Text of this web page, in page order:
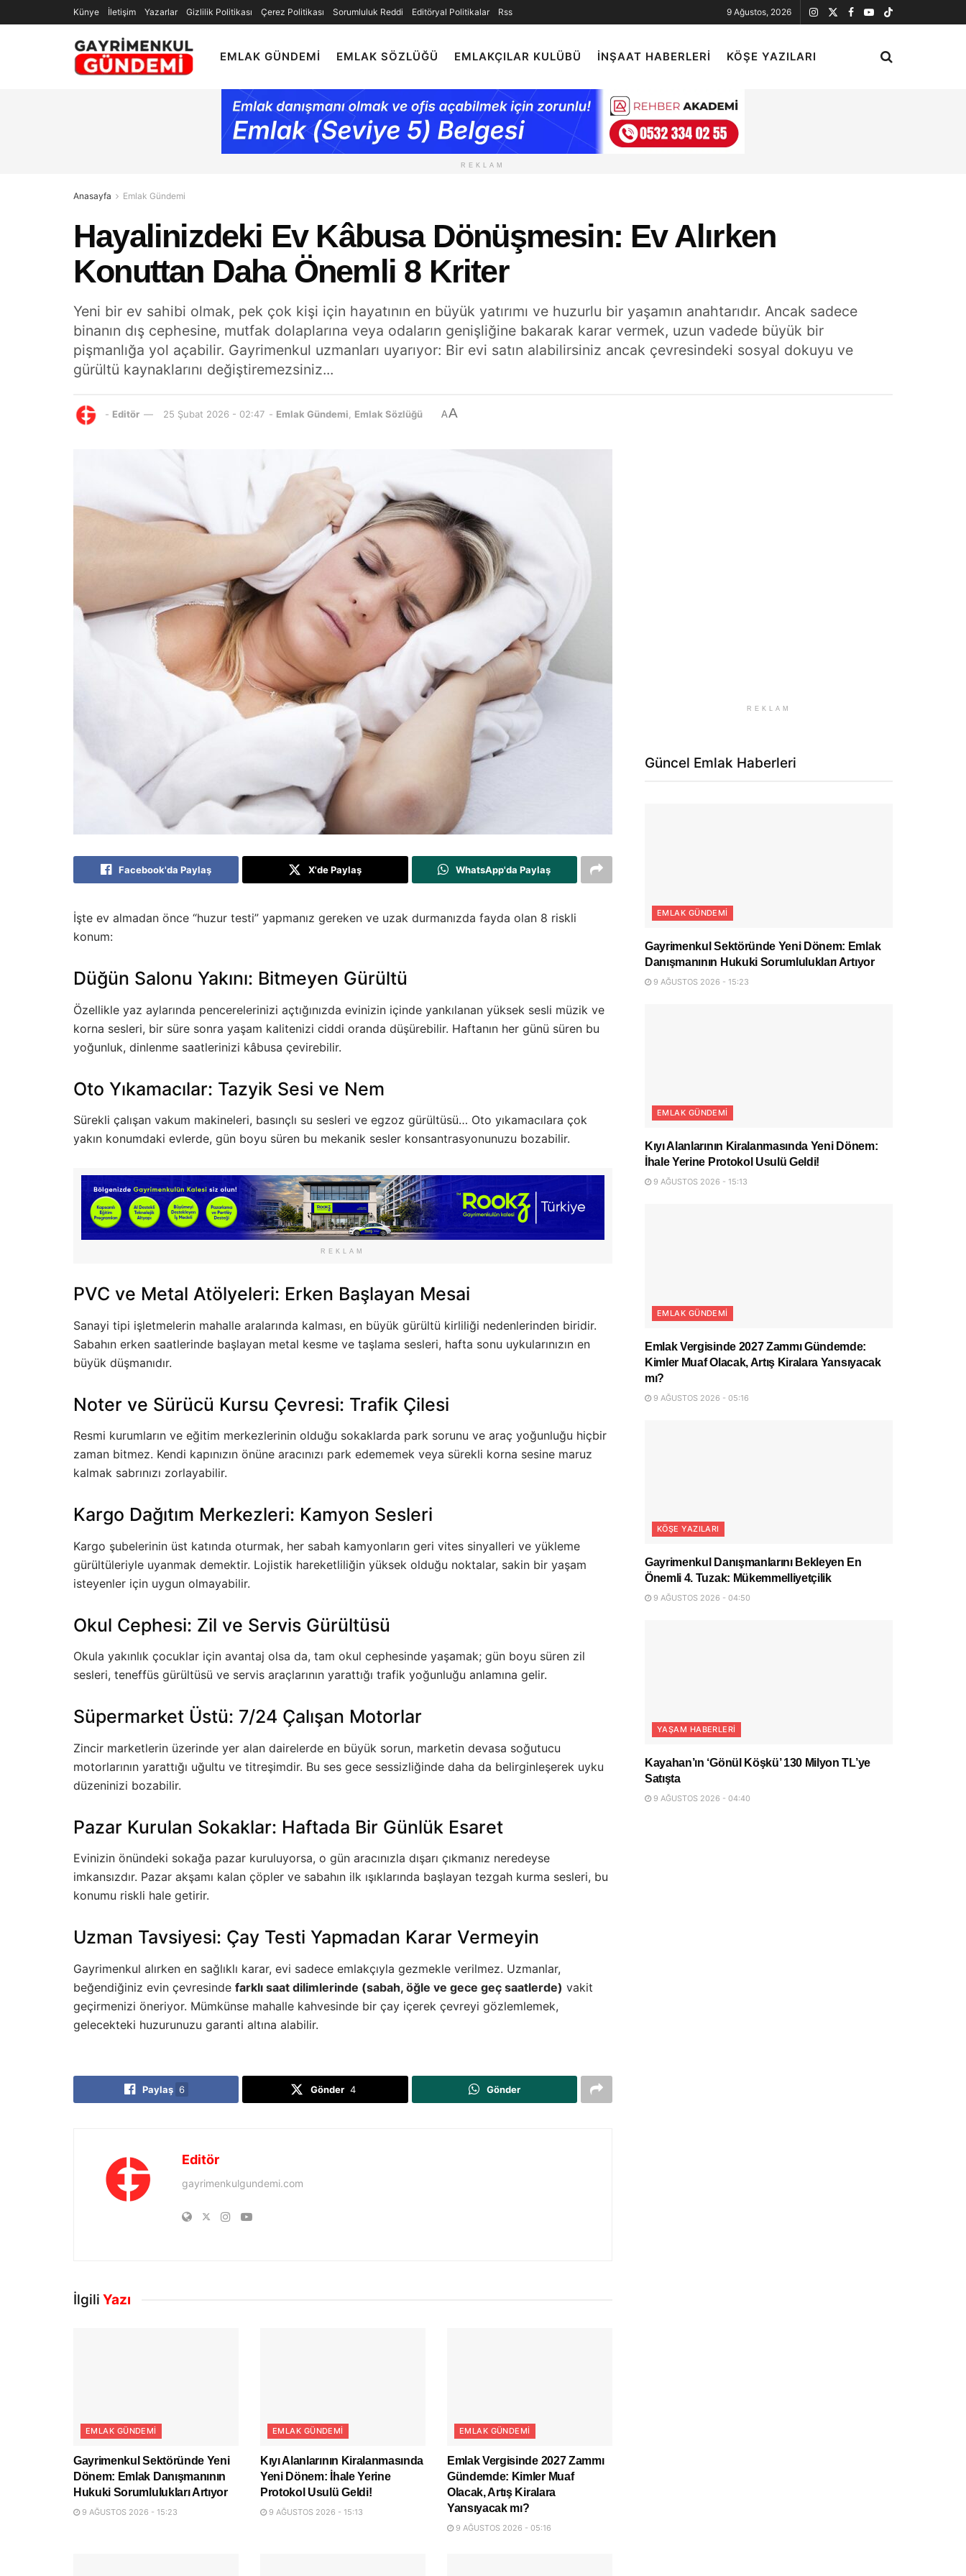
Künye İletişim Yazarlar Gizlilik Politikası Çerez Politikası Sorumluluk Reddi Editöryal Politikalar Rss 9 Ağustos, 2026
EMLAK GÜNDEMI EMLAK SÖZLÜĞÜ EMLAKÇILAR KULÜBÜ İNŞAAT HABERLERI KÖŞE YAZILARI
REKLAM
Anasayfa Emlak Gündemi
Hayalinizdeki Ev Kâbusa Dönüşmesin: Ev Alırken
Konuttan Daha Önemli 8 Kriter
Yeni bir ev sahibi olmak, pek çok kişi için hayatının en büyük yatırımı ve huzurlu bir yaşamın anahtarıdır. Ancak sadece
binanın dış cephesine, mutfak dolaplarına veya odaların genişliğine bakarak karar vermek, uzun vadede büyük bir
pişmanlığa yol açabilir. Gayrimenkul uzmanları uyarıyor: Bir evi satın alabilirsiniz ancak çevresindeki sosyal dokuyu ve
gürültü kaynaklarını değiştiremezsiniz...
- Editör 25 Şubat 2026 - 02:47 - Emlak Gündemi Emlak Sözlüğü AA
Facebook'da Paylaş X'de Paylaş WhatsApp'da Paylaş
İşte ev almadan önce “huzur testi” yapmanız gereken ve uzak durmanızda fayda olan 8 riskli
konum:
Düğün Salonu Yakını: Bitmeyen Gürültü
Özellikle yaz aylarında pencerelerinizi açtığınızda evinizin içinde yankılanan yüksek sesli müzik ve
korna sesleri, bir süre sonra yaşam kalitenizi ciddi oranda düşürebilir. Haftanın her günü süren bu
yoğunluk, dinlenme saatlerinizi kâbusa çevirebilir.
Oto Yıkamacılar: Tazyik Sesi ve Nem
Sürekli çalışan vakum makineleri, basınçlı su sesleri ve egzoz gürültüsü… Oto yıkamacılara çok
yakın konumdaki evlerde, gün boyu süren bu mekanik sesler konsantrasyonunuzu bozabilir.
REKLAM
PVC ve Metal Atölyeleri: Erken Başlayan Mesai
Sanayi tipi işletmelerin mahalle aralarında kalması, en büyük gürültü kirliliği nedenlerinden biridir.
Sabahın erken saatlerinde başlayan metal kesme ve taşlama sesleri, hafta sonu uykularınızın en
büyük düşmanıdır.
Noter ve Sürücü Kursu Çevresi: Trafik Çilesi
Resmi kurumların ve eğitim merkezlerinin olduğu sokaklarda park sorunu ve araç yoğunluğu hiçbir
zaman bitmez. Kendi kapınızın önüne aracınızı park edememek veya sürekli korna sesine maruz
kalmak sabrınızı zorlayabilir.
Kargo Dağıtım Merkezleri: Kamyon Sesleri
Kargo şubelerinin üst katında oturmak, her sabah kamyonların geri vites sinyalleri ve yükleme
gürültüleriyle uyanmak demektir. Lojistik hareketliliğin yüksek olduğu noktalar, sakin bir yaşam
isteyenler için uygun olmayabilir.
Okul Cephesi: Zil ve Servis Gürültüsü
Okula yakınlık çocuklar için avantaj olsa da, tam okul cephesinde yaşamak; gün boyu süren zil
sesleri, teneffüs gürültüsü ve servis araçlarının yarattığı trafik yoğunluğu anlamına gelir.
Süpermarket Üstü: 7/24 Çalışan Motorlar
Zincir marketlerin üzerinde yer alan dairelerde en büyük sorun, marketin devasa soğutucu
motorlarının yarattığı uğultu ve titreşimdir. Bu ses gece sessizliğinde daha da belirginleşerek uyku
düzeninizi bozabilir.
Pazar Kurulan Sokaklar: Haftada Bir Günlük Esaret
Evinizin önündeki sokağa pazar kuruluyorsa, o gün aracınızla dışarı çıkmanız neredeyse
imkansızdır. Pazar akşamı kalan çöpler ve sabahın ilk ışıklarında başlayan tezgah kurma sesleri, bu
konumu riskli hale getirir.
Uzman Tavsiyesi: Çay Testi Yapmadan Karar Vermeyin
Gayrimenkul alırken en sağlıklı karar, evi sadece emlakçıyla gezmekle verilmez. Uzmanlar,
beğendiğiniz evin çevresinde farklı saat dilimlerinde (sabah, öğle ve gece geç saatlerde) vakit
geçirmenizi öneriyor. Mümkünse mahalle kahvesinde bir çay içerek çevreyi gözlemlemek,
gelecekteki huzurunuzu garanti altına alabilir.
Paylaş 6 Gönder 4 Gönder
Editör
gayrimenkulgundemi.com
İlgili Yazı
EMLAK GÜNDEMI
Gayrimenkul Sektöründe Yeni
Dönem: Emlak Danışmanının
Hukuki Sorumlulukları Artıyor
9 AĞUSTOS 2026 - 15:23
EMLAK GÜNDEMI
Kıyı Alanlarının Kiralanmasında
Yeni Dönem: İhale Yerine
Protokol Usulü Geldi!
9 AĞUSTOS 2026 - 15:13
EMLAK GÜNDEMI
Emlak Vergisinde 2027 Zammı
Gündemde: Kimler Muaf
Olacak, Artış Kiralara
Yansıyacak mı?
9 AĞUSTOS 2026 - 05:16
REKLAM
Güncel Emlak Haberleri
EMLAK GÜNDEMI
Gayrimenkul Sektöründe Yeni Dönem: Emlak
Danışmanının Hukuki Sorumlulukları Artıyor
9 AĞUSTOS 2026 - 15:23
EMLAK GÜNDEMI
Kıyı Alanlarının Kiralanmasında Yeni Dönem:
İhale Yerine Protokol Usulü Geldi!
9 AĞUSTOS 2026 - 15:13
EMLAK GÜNDEMI
Emlak Vergisinde 2027 Zammı Gündemde:
Kimler Muaf Olacak, Artış Kiralara Yansıyacak
mı?
9 AĞUSTOS 2026 - 05:16
KÖŞE YAZILARI
Gayrimenkul Danışmanlarını Bekleyen En
Önemli 4. Tuzak: Mükemmelliyetçilik
9 AĞUSTOS 2026 - 04:50
YAŞAM HABERLERI
Kayahan’ın ‘Gönül Köşkü’ 130 Milyon TL’ye
Satışta
9 AĞUSTOS 2026 - 04:40